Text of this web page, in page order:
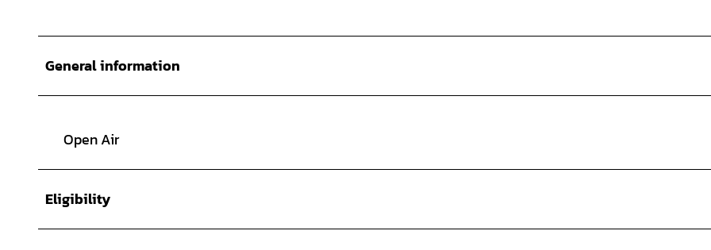
General information
Open Air
Eligibility